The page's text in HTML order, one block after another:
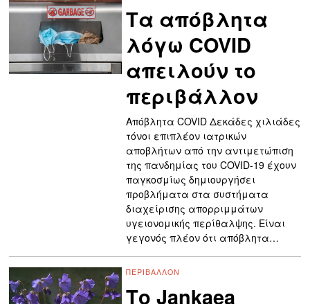
Τα απόβλητα
λόγω COVID
απειλούν το
περιβάλλον
Απόβλητα COVID Δεκάδες χιλιάδες
τόνοι επιπλέον ιατρικών
αποβλήτων από την αντιμετώπιση
της πανδημίας του COVID-19 έχουν
παγκοσμίως δημιουργήσει
προβλήματα στα συστήματα
διαχείρισης απορριμμάτων
υγειονομικής περίθαλψης. Eίναι
γεγονός πλέον ότι απόβλητα…
ΠΕΡΙΒΆΛΛΟΝ
Το Jankaea